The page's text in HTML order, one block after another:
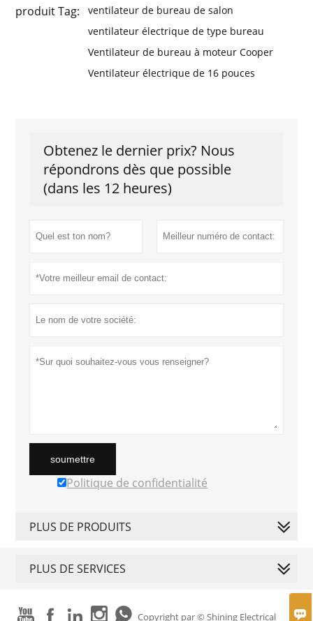

produit Tag:
ventilateur de bureau de salon
ventilateur électrique de type bureau
Ventilateur de bureau à moteur Cooper
Ventilateur électrique de 16 pouces
Obtenez le dernier prix? Nous
répondrons dès que possible
(dans les 12 heures)
soumettre
Politique de confidentialité
PLUS DE PRODUITS
PLUS DE SERVICES
     Copyright par © Shining Electrical